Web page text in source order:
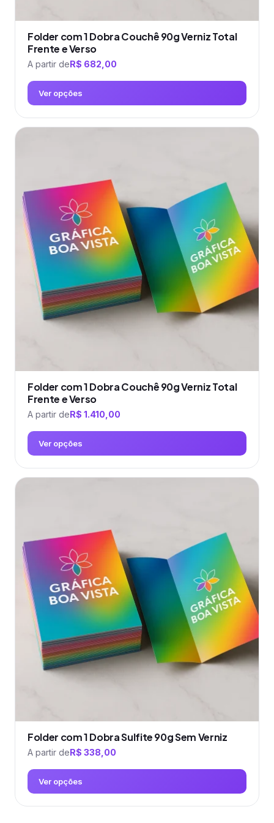
Folder com 1 Dobra Couchê 90g Verniz Total
Frente e Verso
A partir deR$ 682,00
Ver opções
Este
produto
variantes.
As
opções
podem
ser
escolhidas
página
produto
Folder com 1 Dobra Couchê 90g Verniz Total
Frente e Verso
A partir deR$ 1.410,00
Ver opções
Este
produto
variantes.
As
opções
podem
ser
escolhidas
página
produto
Folder com 1 Dobra Sulfite 90g Sem Verniz
A partir deR$ 338,00
Ver opções